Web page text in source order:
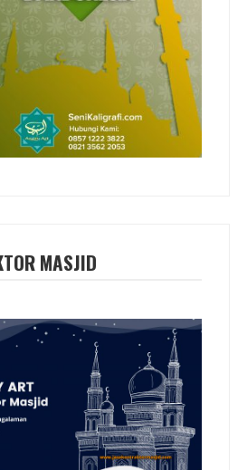
MASJID